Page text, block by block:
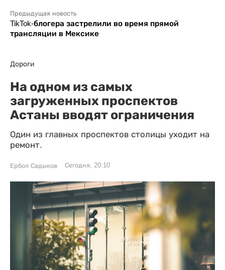
Предыдущая новость
TikTok-блогера застрелили во время прямой
трансляции в Мексике
Дороги
На одном из самых
загруженных проспектов
Астаны вводят ограничения
Один из главных проспектов столицы уходит на
ремонт.
Ербол Садыков Сегодня, 20:10